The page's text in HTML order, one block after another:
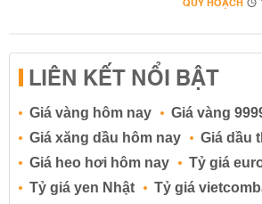
LIÊN KẾT NỔI BẬT
Giá vàng hôm nay
Giá vàng
Giá xăng dầu hôm nay
Giá dầu
Giá heo hơi hôm nay
Tỷ giá
Tỷ giá yen Nhật
Tỷ giá